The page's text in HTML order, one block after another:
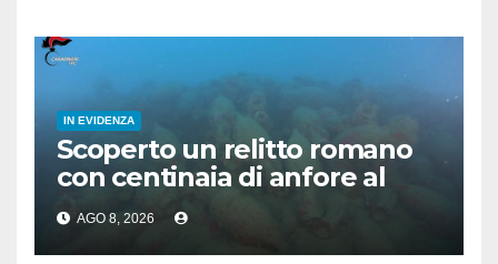
IN EVIDENZA
Scoperto un relitto romano
con centinaia di anfore al
largo di Mazara del Vallo
AGO 8, 2026